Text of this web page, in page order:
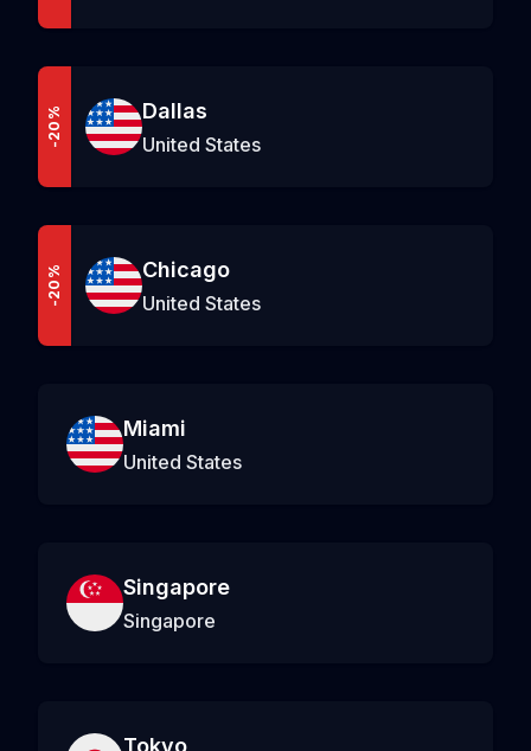
-20% Dallas
United States
-20% Chicago
United States
Miami
United States
Singapore
Singapore
Tokyo